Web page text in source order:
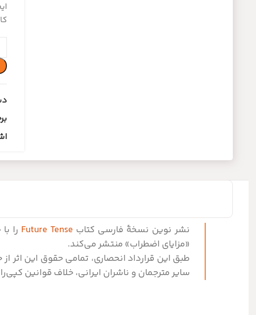
نشر نوین نسخۀ فارسی کتاب Future Tense
«مزایای اضطراب» منتشر می‌کند.
طبق این قرارداد انحصاری، تمامی حقوق این اثر
سایر مترجمان و ناشران ایرانی، خلاف قوانین